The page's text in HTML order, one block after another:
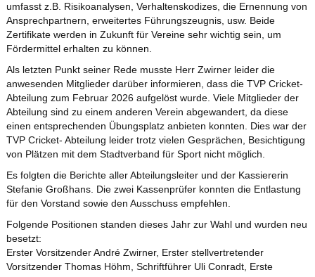
umfasst z.B. Risikoanalysen, Verhaltenskodizes, die Ernennung von
Ansprechpartnern, erweitertes Führungszeugnis, usw. Beide
Zertifikate werden in Zukunft für Vereine sehr wichtig sein, um
Fördermittel erhalten zu können.
Als letzten Punkt seiner Rede musste Herr Zwirner leider die
anwesenden Mitglieder darüber informieren, dass die TVP Cricket-
Abteilung zum Februar 2026 aufgelöst wurde. Viele Mitglieder der
Abteilung sind zu einem anderen Verein abgewandert, da diese
einen entsprechenden Übungsplatz anbieten konnten. Dies war der
TVP Cricket- Abteilung leider trotz vielen Gesprächen, Besichtigung
von Plätzen mit dem Stadtverband für Sport nicht möglich.
Es folgten die Berichte aller Abteilungsleiter und der Kassiererin
Stefanie Großhans. Die zwei Kassenprüfer konnten die Entlastung
für den Vorstand sowie den Ausschuss empfehlen.
Folgende Positionen standen dieses Jahr zur Wahl und wurden neu
besetzt:
Erster Vorsitzender André Zwirner, Erster stellvertretender
Vorsitzender Thomas Höhm, Schriftführer Uli Conradt, Erste